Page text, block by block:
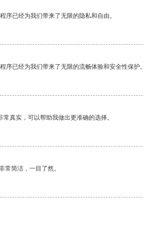
序已经为我们带来了无限的隐私和自由。
序已经为我们带来了无限的流畅体验和安全性保护
真实，可以帮助我做出更准确的选择。
常简洁，一目了然。